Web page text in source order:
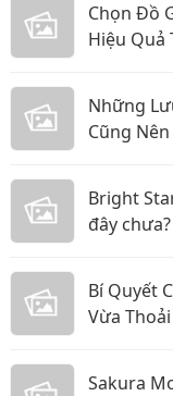
Chọn Đồ
Hiệu Quả
Những
Cũng
Bright
đây chưa?
Bí Quyết
Vừa
Sakura